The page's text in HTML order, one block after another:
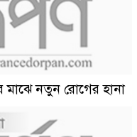
মাঝে নতুন রোগের হানা